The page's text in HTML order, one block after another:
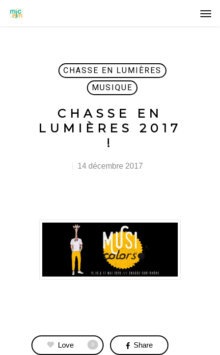
CHASSE EN LUMIÈRES
MUSIQUE
CHASSE EN
LUMIÈRES 2017
!
14 décembre 2017
Love 0 Share